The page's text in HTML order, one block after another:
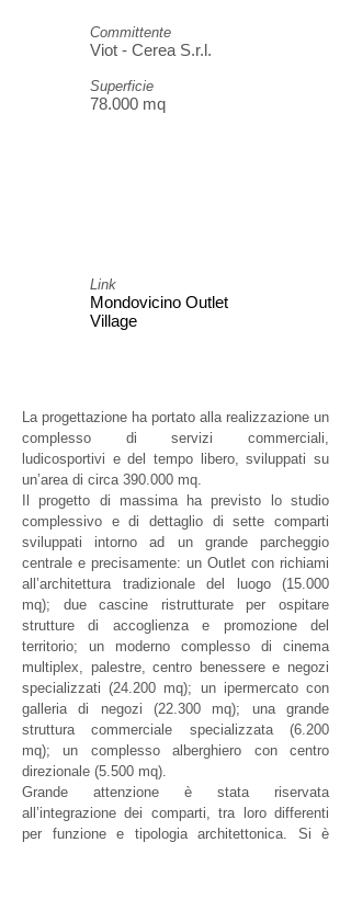
Committente
Viot - Cerea S.r.l.
Superficie
78.000 mq
Link
Mondovicino Outlet
Village
La progettazione ha portato alla realizzazione un
complesso di servizi commerciali,
ludicosportivi e del tempo libero, sviluppati su
un’area di circa 390.000 mq.
Il progetto di massima ha previsto lo studio
complessivo e di dettaglio di sette comparti
sviluppati intorno ad un grande parcheggio
centrale e precisamente: un Outlet con richiami
all’architettura tradizionale del luogo (15.000
mq); due cascine ristrutturate per ospitare
strutture di accoglienza e promozione del
territorio; un moderno complesso di cinema
multiplex, palestre, centro benessere e negozi
specializzati (24.200 mq); un ipermercato con
galleria di negozi (22.300 mq); una grande
struttura commerciale specializzata (6.200
mq); un complesso alberghiero con centro
direzionale (5.500 mq).
Grande attenzione è stata riservata
all’integrazione dei comparti, tra loro differenti
per funzione e tipologia architettonica. Si è